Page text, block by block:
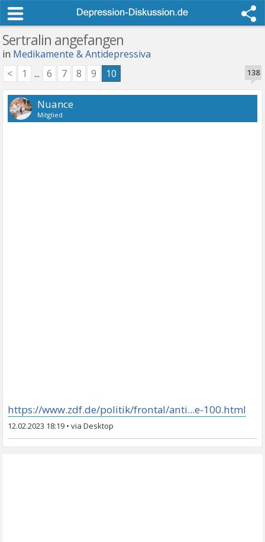
Sertralin angefangen
in Medikamente & Antidepressiva
138
< 1 ... 6 7 8 9 10
Nuance
Mitglied
https://www.zdf.de/politik/frontal/anti...e-100.html
12.02.2023 18:19 •